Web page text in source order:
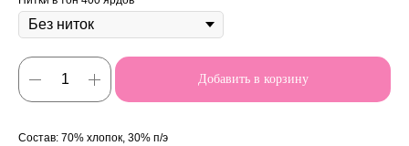
Добавить в корзину
Состав: 70% хлопок, 30% п/э